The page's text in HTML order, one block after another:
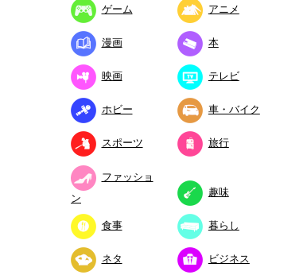
ゲーム アニメ
漫画 本
映画 テレビ
ホビー 車・バイク
スポーツ 旅行
ファッショ
ン
趣味
食事 暮らし
ネタ ビジネス